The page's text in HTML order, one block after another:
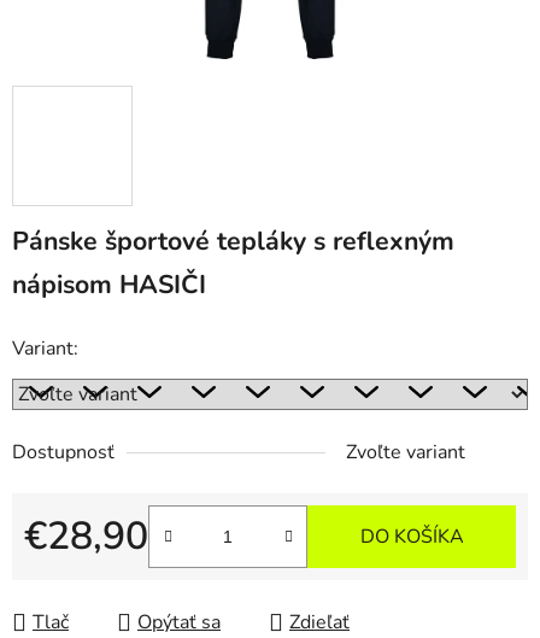
Pánske športové tepláky s reflexným
nápisom HASIČI
Variant:
Dostupnosť Zvoľte variant
€28,90
Jednotková cena:
DO KOŠÍKA
Tlač Opýtať sa Zdieľať